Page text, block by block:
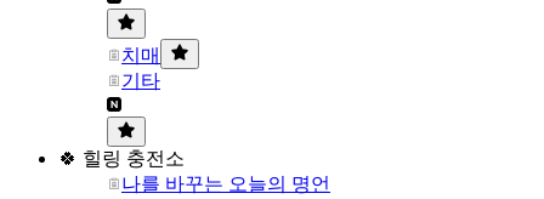
치매
기타
🍀 힐링 충전소
나를 바꾸는 오늘의 명언